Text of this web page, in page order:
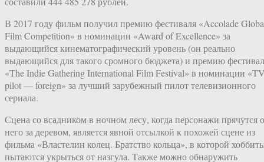
В 2017 году фильм получил премию фестиваля «Accolade
Film Competition» в номинации «Award of Excellence» за
выдающийся кинематографический уровень (он реально
выдающийся для такого сромного бюджета) и премию
«The Indie Gathering International Film Festival» в номинации
pilot — foreign» за лучший зарубежный пилот телевизионного
сериала.
Сцена со всадником в ночном лесу, когда персонажи прячутся
него за деревом, является явной отсылкой к похожей сцене из
фильма «Властелин колец. Братство кольца», в которой
пытаются укрыться от назгула. Также можно обнаружить